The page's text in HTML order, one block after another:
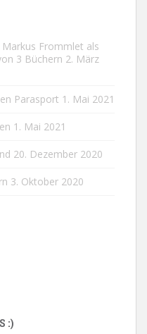
Frommlet als
3 Büchern 2. März
Parasport 1. Mai 2021
1. Mai 2021
20. Dezember 2020
3. Oktober 2020
:)